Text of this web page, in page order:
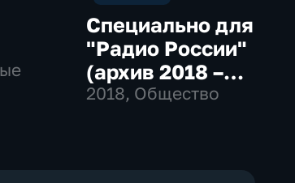
Специально для
"Радио России"
(архив 2018 –
2019)
2018, Общество